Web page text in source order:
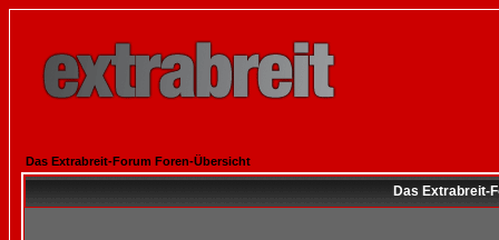
Das Extrabreit-Forum Foren-Übersicht
Das Extrabreit-